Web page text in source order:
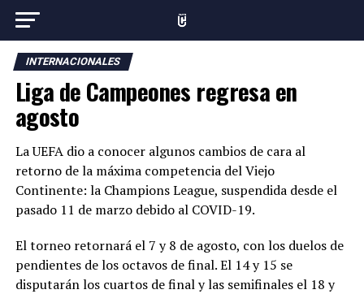
INTERNACIONALES
Liga de Campeones regresa en
agosto
La UEFA dio a conocer algunos cambios de cara al
retorno de la máxima competencia del Viejo
Continente: la Champions League, suspendida desde el
pasado 11 de marzo debido al COVID-19.
El torneo retornará el 7 y 8 de agosto, con los duelos de
pendientes de los octavos de final. El 14 y 15 se
disputarán los cuartos de final y las semifinales el 18 y